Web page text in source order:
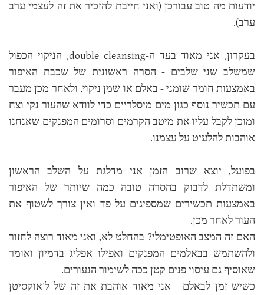
יודעות מה טוב עבורכן (ואני חייבת להזכיר את זה לעצמי ערב
ערב).
בעקרון, אני מאוד בעד ה-double cleansing, הניקוי הכפול
שמשלב שני שלבים - הסרה ראשונית של שכבת האיפור
באמצעות חומר שומני - באלם או שמן ניקוי, ולאחר מכן מעבר
עם תכשיר נוסף כגון מים מיסלריים כדי לוודא שהעור נקי וצח
ומוכן לקבל עליו את מיטב הקרמים וסרומים המפנקים שאנחנו
אוהבות להלעיט על עצמנו.
בפועל, יוצא שרוב הזמן אני מדלגת על השלב הראשון
ומשתדלת לדבוק בהסרה טובה כמה שיותר של האיפור
באמצעות תכשירים שמספיגים על פד ואין צורך לשטוף את
העור לאחר מכן.
האם זה המצב האופטימלי? בהחלט לא, ואני מאוד רוצה לחזור
ולהשתמש בבאלמים המפנקים ואפילו אפליג בדמיון ואומר
שאוסיף גם עיסוי פנים קטן ככה לשימור הנעורים.
כשיש זמן לבאלם - אני מאוד אוהבת את זה של ל'אוקסיטן